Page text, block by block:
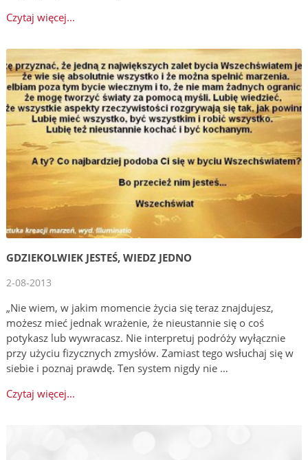
Czytaj więcej...
GDZIEKOLWIEK JESTEŚ, WIEDZ JEDNO
2-08-2013
„Nie wiem, w jakim momencie życia się teraz znajdujesz,
możesz mieć jednak wrażenie, że nieustannie się o coś
potykasz lub wywracasz. Nie interpretuj podróży wyłącznie
przy użyciu fizycznych zmysłów. Zamiast tego wsłuchaj się w
siebie i poznaj prawdę. Ten system nigdy nie …
Czytaj więcej...